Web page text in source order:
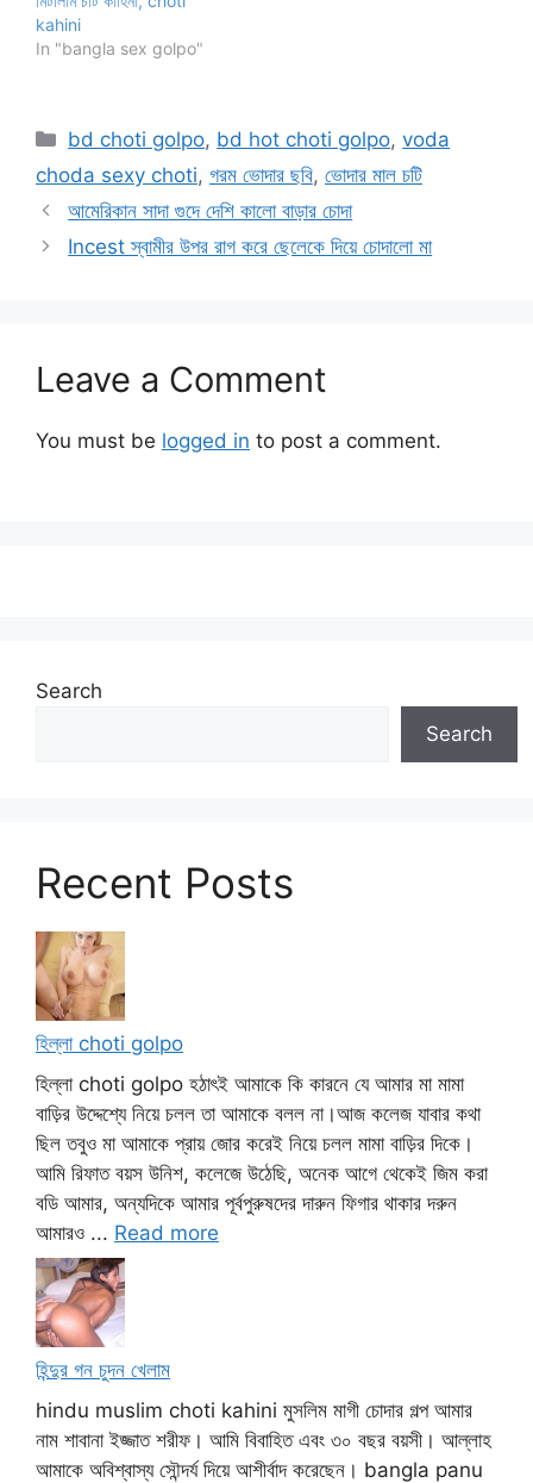
kahini
In "bangla sex golpo"
Categories
bd choti golpo, bd hot choti golpo,voda
choda sexy choti, গরম ভোদার ছবি, ভোদার মাল চটি
আমেরিকান সাদা গুদে দেশি কালো বাড়ার চোদা
Incest স্বামীর উপর রাগ করে ছেলেকে দিয়ে চোদালো মা
Leave a Comment
You must be logged in to post a comment.
Search
Search
Recent Posts
হিল্লা choti golpo
হিল্লা choti golpo হঠাৎই আমাকে কি কারনে যে আমার মা মামা
বাড়ির উদ্দেশ্যে নিয়ে চলল তা আমাকে বলল না।আজ কলেজ যাবার কথা
ছিল তবুও মা আমাকে প্রায় জোর করেই নিয়ে চলল মামা বাড়ির দিকে।
আমি রিফাত বয়স উনিশ, কলেজে উঠেছি, অনেক আগে থেকেই জিম করা
বডি আমার, অন্যদিকে আমার পূর্বপুরুষদের দারুন ফিগার থাকার দরুন
আমারও ... Read more
হিন্দুর গন চুদন খেলাম
hindu muslim choti kahini মুসলিম মাগী চোদার গল্প আমার
নাম শাবানা ইজ্জাত শরীফ। আমি বিবাহিত এবং ৩০ বছর বয়সী। আল্লাহ
আমাকে অবিশ্বাস্য সৌন্দর্য দিয়ে আশীর্বাদ করেছেন। bangla panu